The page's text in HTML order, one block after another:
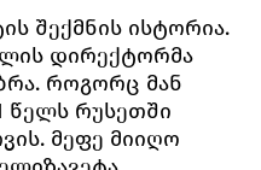
შექმნის ისტორია.
დირექტორმა
როგორც მან
წელს რუსეთში
მეფე მიიღო